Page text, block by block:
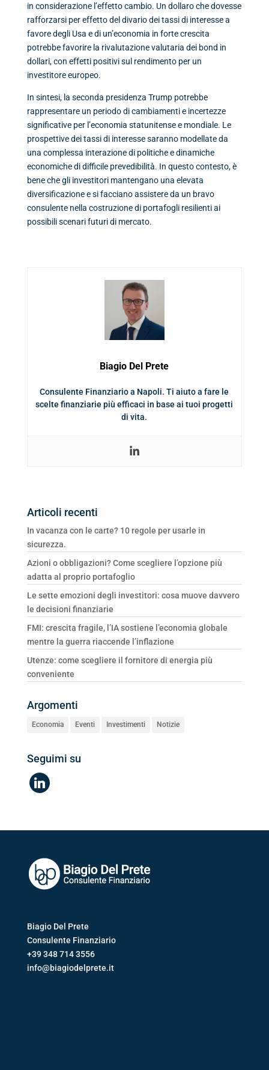
in considerazione l’effetto cambio. Un dollaro che dovesse
rafforzarsi per effetto del divario dei tassi di interesse a
favore degli Usa e di un’economia in forte crescita
potrebbe favorire la rivalutazione valutaria dei bond in
dollari, con effetti positivi sul rendimento per un
investitore europeo.
In sintesi, la seconda presidenza Trump potrebbe
rappresentare un periodo di cambiamenti e incertezze
significative per l’economia statunitense e mondiale. Le
prospettive dei tassi di interesse saranno modellate da
una complessa interazione di politiche e dinamiche
economiche di difficile prevedibilità. In questo contesto, è
bene che gli investitori mantengano una elevata
diversificazione e si facciano assistere da un bravo
consulente nella costruzione di portafogli resilienti ai
possibili scenari futuri di mercato.
Biagio Del Prete
Consulente Finanziario a Napoli. Ti aiuto a fare le
scelte finanziarie più efficaci in base ai tuoi progetti
di vita.
Articoli recenti
In vacanza con le carte? 10 regole per usarle in
sicurezza.
Azioni o obbligazioni? Come scegliere l’opzione più
adatta al proprio portafoglio
Le sette emozioni degli investitori: cosa muove davvero
le decisioni finanziarie
FMI: crescita fragile, l’IA sostiene l’economia globale
mentre la guerra riaccende l’inflazione
Utenze: come scegliere il fornitore di energia più
conveniente
Argomenti
Economia Eventi Investimenti Notizie
Seguimi su
linkedin
Biagio Del Prete
Consulente Finanziario
+39 348 714 3556
info@biagiodelprete.it